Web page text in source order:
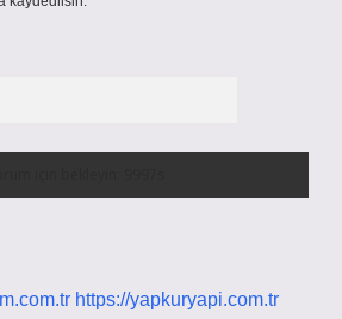
https://yapkuryapi.com.tr